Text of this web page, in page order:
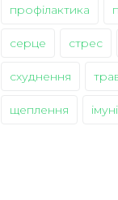
профілактика
серце стрес
схуднення
щеплення